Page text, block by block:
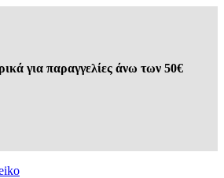
για παραγγελίες άνω των 50€